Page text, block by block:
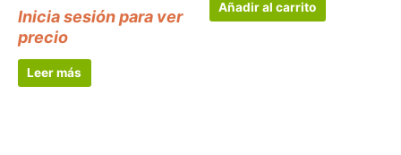
Inicia sesión para ver
precio
Leer más
Añadir al carrito